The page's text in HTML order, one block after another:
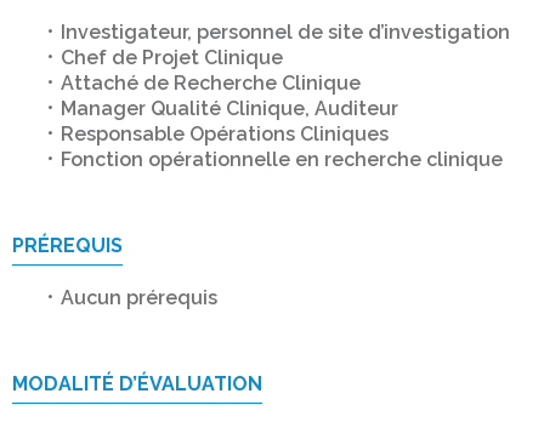
Investigateur, personnel de site d’investigation
Chef de Projet Clinique
Attaché de Recherche Clinique
Manager Qualité Clinique, Auditeur
Responsable Opérations Cliniques
Fonction opérationnelle en recherche clinique
PRÉREQUIS
Aucun prérequis
MODALITÉ D’ÉVALUATION